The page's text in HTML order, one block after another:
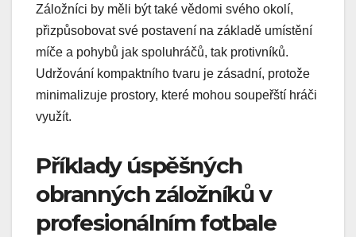
Záložníci by měli být také vědomi svého okolí,
přizpůsobovat své postavení na základě umístění
míče a pohybů jak spoluhráčů, tak protivníků.
Udržování kompaktního tvaru je zásadní, protože
minimalizuje prostory, které mohou soupeřští hráči
využít.
Příklady úspěšných
obranných záložníků v
profesionálním fotbale